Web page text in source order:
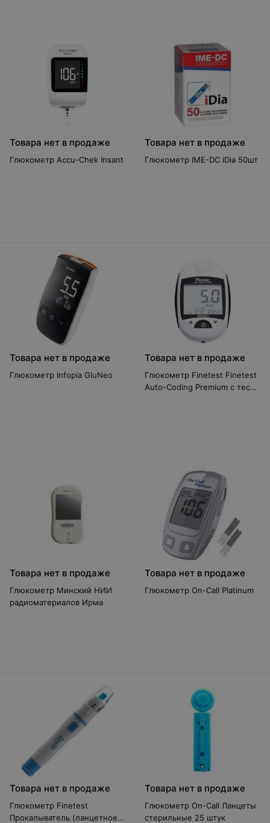
Товара нет в продаже
Глюкометр Accu-Chek Insant
Товара нет в продаже
Глюкометр IME-DC iDia 50шт
Товара нет в продаже
Глюкометр Infopia GluNeo
Товара нет в продаже
Глюкометр Finetest Finetest
Auto-Coding Premium с тест-
Товара нет в продаже
Глюкометр Минский НИИ
радиоматериалов Ирма
Товара нет в продаже
Глюкометр On-Call Platinum
Товара нет в продаже
Глюкометр Finetest
Прокалыватель (ланцетное
Товара нет в продаже
Глюкометр On-Call Ланцеты
стерильные 25 штук